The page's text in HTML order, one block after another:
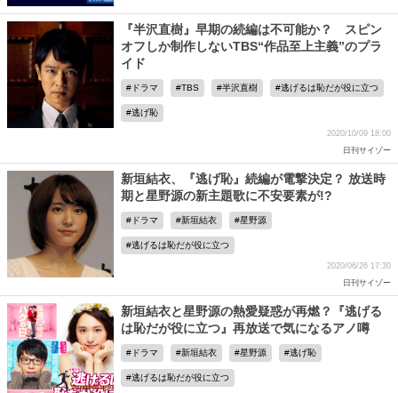
『半沢直樹』早期の続編は不可能か？ スピン
オフしか制作しないTBS“作品至上主義”のプラ
イド
ドラマ TBS 半沢直樹 逃げるは恥だが役に立つ
逃げ恥
2020/10/09 18:00
日刊サイゾー
新垣結衣、『逃げ恥』続編が電撃決定？ 放送時
期と星野源の新主題歌に不安要素が!?
ドラマ 新垣結衣 星野源
逃げるは恥だが役に立つ
2020/06/26 17:30
日刊サイゾー
新垣結衣と星野源の熱愛疑惑が再燃？『逃げる
は恥だが役に立つ』再放送で気になるアノ噂
ドラマ 新垣結衣 星野源 逃げ恥
逃げるは恥だが役に立つ